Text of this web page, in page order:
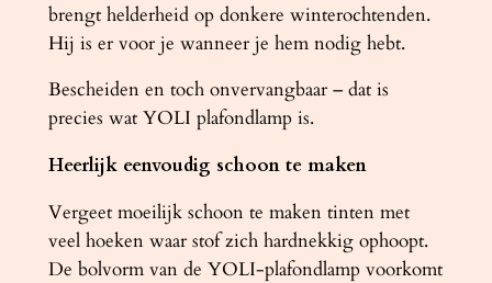
brengt helderheid op donkere winterochtenden.
Hij is er voor je wanneer je hem nodig hebt.
Bescheiden en toch onvervangbaar – dat is
precies wat YOLI plafondlamp is.
Heerlijk eenvoudig schoon te maken
Vergeet moeilijk schoon te maken tinten met
veel hoeken waar stof zich hardnekkig ophoopt.
De bolvorm van de YOLI-plafondlamp voorkomt